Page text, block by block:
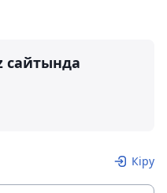
сайтында
Кіру